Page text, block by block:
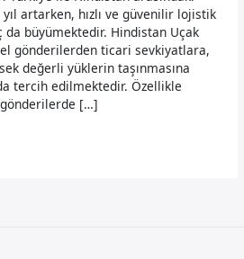
artarken, hızlı ve güvenilir lojistik
büyümektedir. Hindistan Uçak
gönderilerden ticari sevkiyatlara,
değerli yüklerin taşınmasına
tercih edilmektedir. Özellikle
[…]